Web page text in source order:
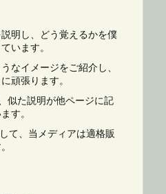
明し、どう覚えるかを僕
います。
なイメージをご紹介し、
頑張ります。
似た説明が他ページに記
す。
て、当メディアは適格販